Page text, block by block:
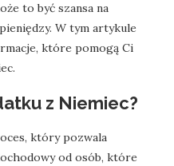
to być szansa na
W tym artykule
które pomogą Ci
z Niemiec?
który pozwala
od osób, które